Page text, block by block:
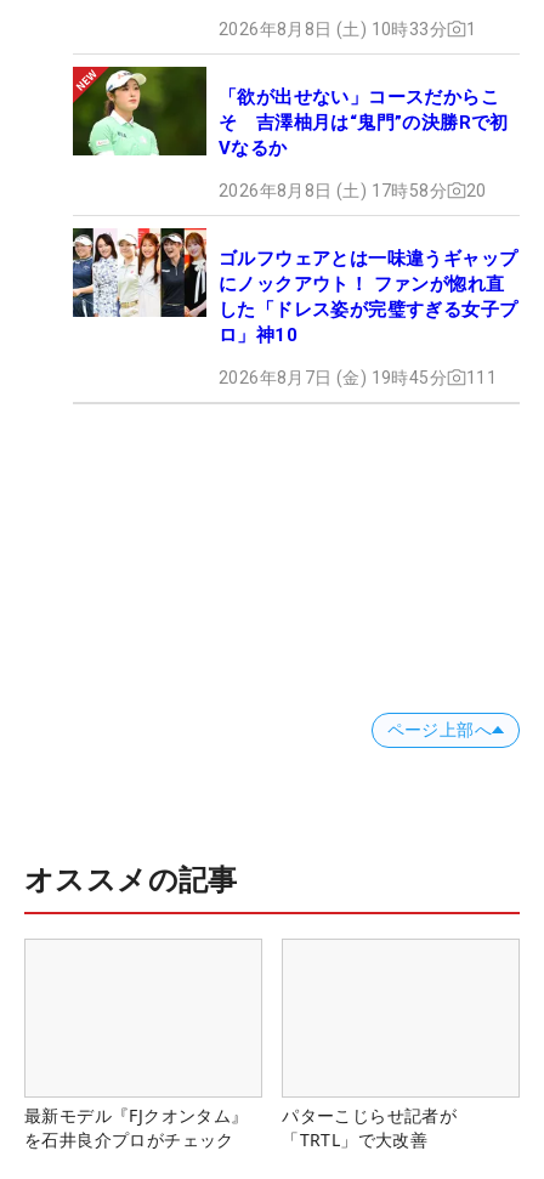
2026年8月8日 (土) 10時33分 1
「欲が出せない」コースだからこ
そ 吉澤柚月は“鬼門”の決勝Rで初
Vなるか
2026年8月8日 (土) 17時58分 20
ゴルフウェアとは一味違うギャップ
にノックアウト！ ファンが惚れ直
した「ドレス姿が完璧すぎる女子プ
ロ」神10
2026年8月7日 (金) 19時45分 111
ページ上部へ
オススメの記事
最新モデル『FJクオンタム』
を石井良介プロがチェック
パターこじらせ記者が
「TRTL」で大改善